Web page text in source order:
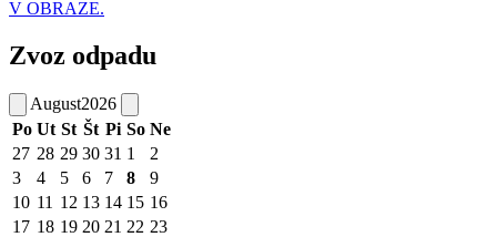
V OBRAZE.
Zvoz odpadu
August2026
Po Ut St Št Pi So Ne
27 28 29 30 31 1
2
3
4 5 6 7 8
9
10 11 12 13 14 15 16
17 18 19 20 21 22 23